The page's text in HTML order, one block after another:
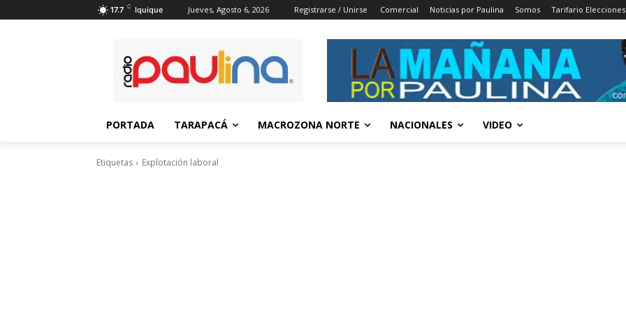
17.7 C Iquique Jueves, Agosto 6, 2026 Registrarse / Unirse Comercial Noticias por Paulina Somos Tarifario Elecciones
PORTADA TARAPACÁ MACROZONA NORTE NACIONALES VIDEO
Etiquetas Explotación laboral